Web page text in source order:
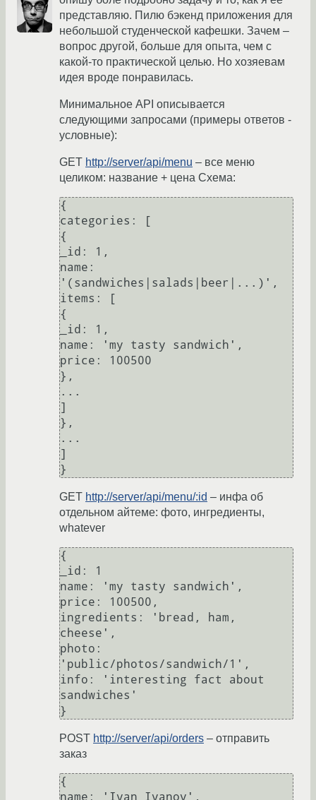
представляю. Пилю бэкенд приложения для
небольшой студенческой кафешки. Зачем –
вопрос другой, больше для опыта, чем с
какой-то практической целью. Но хозяевам
идея вроде понравилась.
Минимальное API описывается
следующими запросами (примеры ответов -
условные):
GET http://server/api/menu – все меню
целиком: название + цена Схема:
{
categories: [
{
_id: 1,
name:
'(sandwiches|salads|beer|...)',
items: [
{
_id: 1,
name: 'my tasty sandwich',
price: 100500
},
...
]
},
...
]
GET http://server/api/menu/:id – инфа об
отдельном айтеме: фото, ингредиенты,
whatever
{
_id: 1
name: 'my tasty sandwich',
price: 100500,
ingredients: 'bread, ham,
cheese',
photo:
'public/photos/sandwich/1',
info: 'interesting fact about
sandwiches'
POST http://server/api/orders – отправить
заказ
{
name: 'Ivan Ivanov',